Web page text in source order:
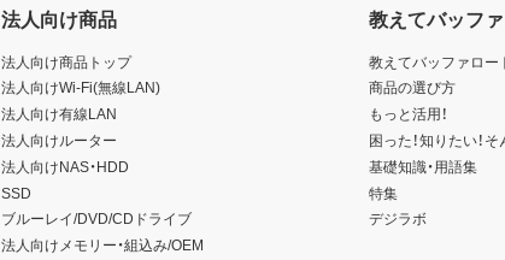
法人向け商品
法人向け商品トップ
法人向けWi-Fi(無線LAN)
法人向け有線LAN
法人向けルーター
法人向けNAS・HDD
SSD
ブルーレイ/DVD/CDドライブ
法人向けメモリー・組込み/OEM
教えてバッフ
教えてバッファロー
商品の選び方
もっと活用！
困った！知りたい！
基礎知識・用語集
特集
デジラボ